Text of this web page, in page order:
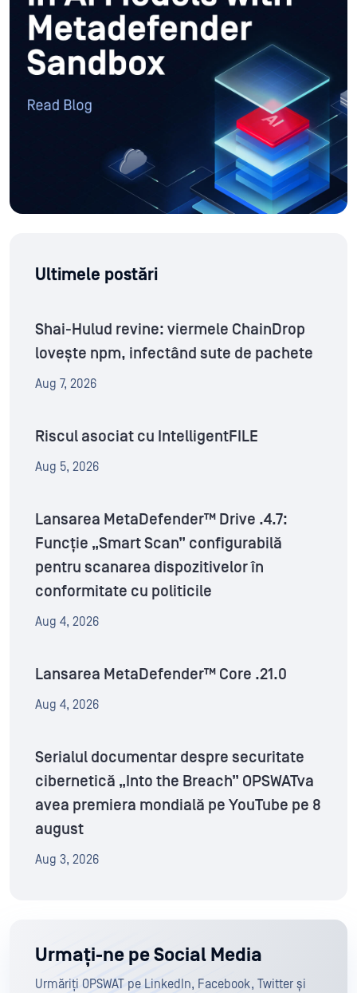
Ultimele postări
Shai-Hulud revine: viermele ChainDrop
lovește npm, infectând sute de pachete
Aug 7, 2026
Riscul asociat cu IntelligentFILE
Aug 5, 2026
Lansarea MetaDefender™ Drive .4.7:
Funcție „Smart Scan” configurabilă
pentru scanarea dispozitivelor în
conformitate cu politicile
Aug 4, 2026
Lansarea MetaDefender™ Core .21.0
Aug 4, 2026
Serialul documentar despre securitate
cibernetică „Into the Breach” OPSWATva
avea premiera mondială pe YouTube pe 8
august
Aug 3, 2026
Urmați-ne pe Social Media
Urmăriți OPSWAT pe LinkedIn, Facebook, Twitter și